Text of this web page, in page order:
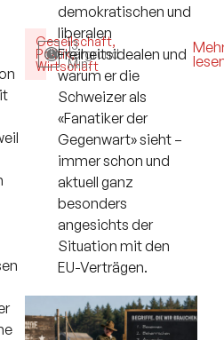
Gesellschaft,
Politik,
Wirtschaft
Hintergrund
13
Min.
demokratischen und
liberalen
Freiheitsidealen und
warum er die
Schweizer als
«Fanatiker der
Gegenwart» sieht –
immer schon und
aktuell ganz
besonders
angesichts der
Situation mit den
EU-Verträgen.